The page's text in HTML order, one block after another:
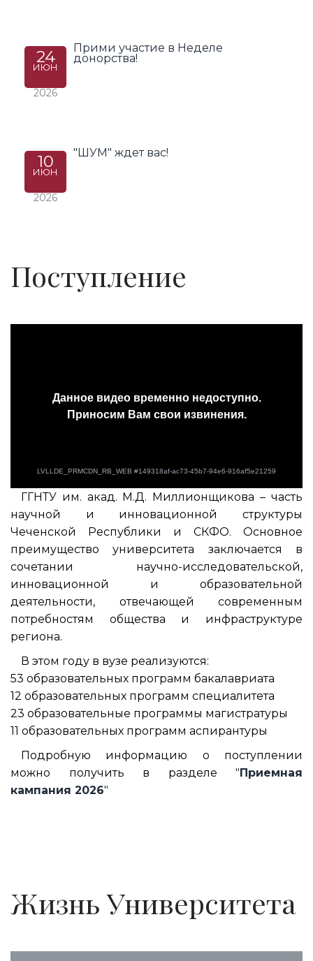
24
ИЮН
2026
Прими участие в Неделе
донорства!
10
ИЮН
2026
"ШУМ" ждет вас!
Поступление
ГГНТУ им. акад. М.Д. Миллионщикова – часть
научной и инновационной структуры
Чеченской Республики и СКФО. Основное
преимущество университета заключается в
сочетании научно-исследовательской,
инновационной и образовательной
деятельности, отвечающей современным
потребностям общества и инфраструктуре
региона.
В этом году в вузе реализуются:
53 образовательных программ бакалавриата
12 образовательных программ специалитета
23 образовательные программы магистратуры
11 образовательных программ аспирантуры
Подробную информацию о поступлении
можно получить в разделе "Приемная
кампания 2026"
Жизнь Университета